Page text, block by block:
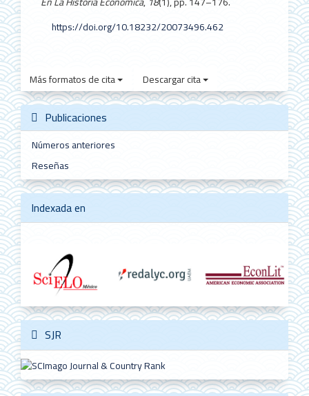
https://doi.org/10.18232/20073496.462
Más formatos de cita Descargar cita
Publicaciones
Números anteriores
Reseñas
Indexada en
SJR